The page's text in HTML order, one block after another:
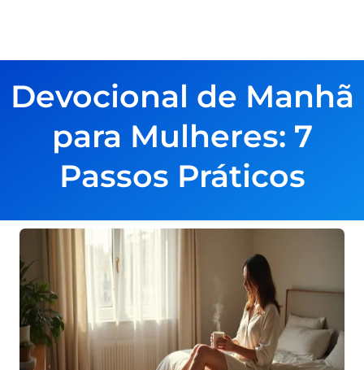
Devocional de Manhã
para Mulheres: 7
Passos Práticos